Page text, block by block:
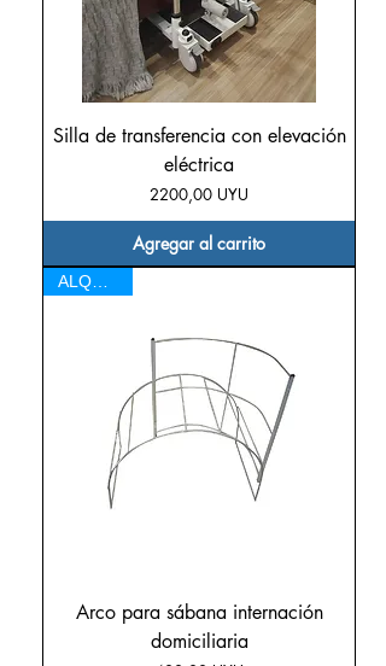
Silla de transferencia con elevación
eléctrica
Precio
2200,00 UYU
Agregar al carrito
Arco para sábana internación
domiciliaria